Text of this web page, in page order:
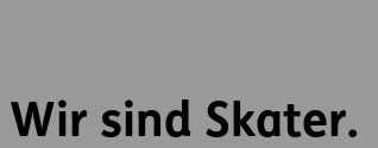
sind Skater.